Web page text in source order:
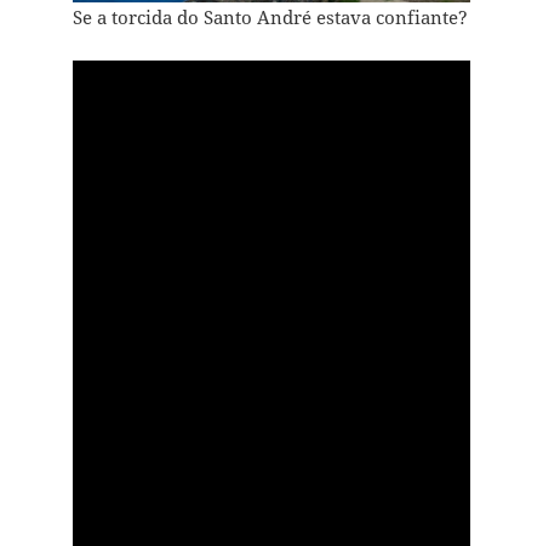
Se a torcida do Santo André estava confiante?